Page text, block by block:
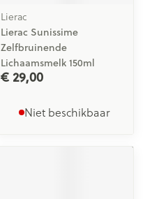
Lierac
Lierac Sunissime
Zelfbruinende
Lichaamsmelk 150ml
€ 29,00
Niet beschikbaar